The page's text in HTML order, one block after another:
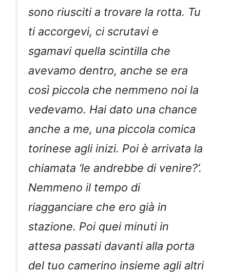
sono riusciti a trovare la rotta. Tu
ti accorgevi, ci scrutavi e
sgamavi quella scintilla che
avevamo dentro, anche se era
così piccola che nemmeno noi la
vedevamo. Hai dato una chance
anche a me, una piccola comica
torinese agli inizi. Poi è arrivata la
chiamata ‘le andrebbe di venire?’.
Nemmeno il tempo di
riagganciare che ero già in
stazione. Poi quei minuti in
attesa passati davanti alla porta
del tuo camerino insieme agli altri